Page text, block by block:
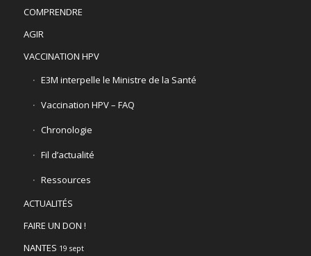
COMPRENDRE
AGIR
VACCINATION HPV
E3M interpelle le Ministre de la Santé
Vaccination HPV – FAQ
Chronologie
Fil d’actualité
Ressources
ACTUALITÉS
FAIRE UN DON !
NANTES 19 sept